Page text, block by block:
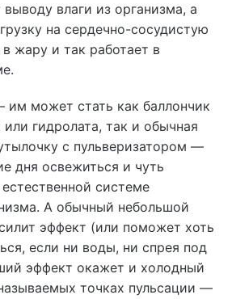
влаги из организма, а
на сердечно-сосудистую
жару и так работает в
может стать как баллончик
гидролата, так и обычная
с пульверизатором —
дня освежиться и чуть
системе
А обычный небольшой
эффект (или поможет хоть
если ни воды, ни спрея под
эффект окажет и холодный
точках пульсации —